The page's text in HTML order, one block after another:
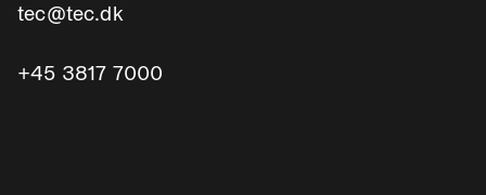
tec@tec.dk
+45 3817 7000